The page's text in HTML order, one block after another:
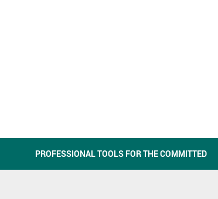
PROFESSIONAL TOOLS FOR THE COMMITTED